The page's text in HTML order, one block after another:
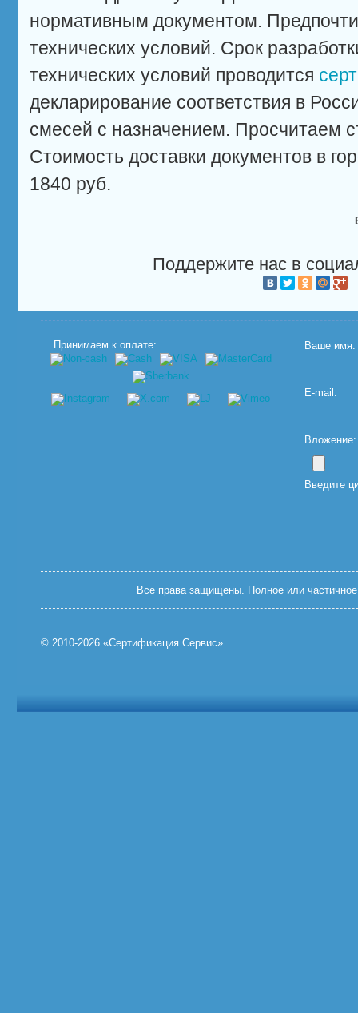
нормативным документом.
технических условий. Срок
технических условий проводится
декларирование соответствия в
смесей с назначением. Просчитаем
Стоимость доставки документов в
1840 руб.
Поддержите нас в
Принимаем к оплате: Ваше имя:
E-mail:
Введите
Все права защищены. Полное или частичное
© 2010-2026 «Сертификация Сервис»